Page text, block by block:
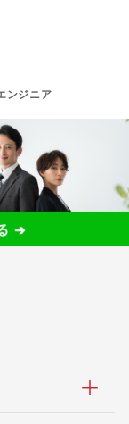
ンジニア